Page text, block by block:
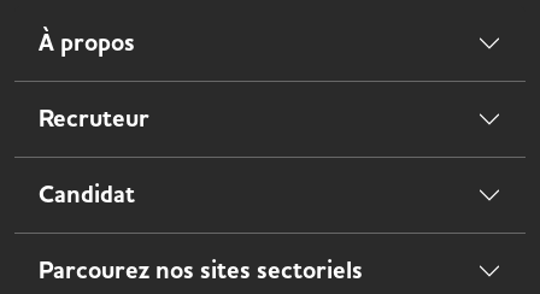
À propos
Recruteur
Candidat
Parcourez nos sites sectoriels